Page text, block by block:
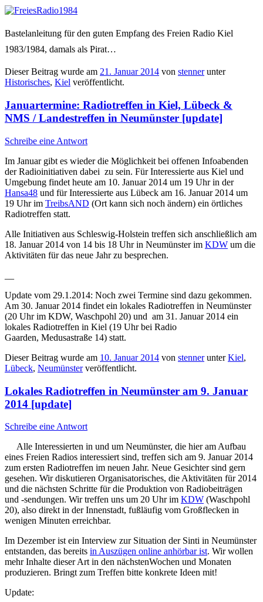
Bastelanleitung für den guten Empfang des Freien Radio Kiel
1983/1984, damals als Pirat…
Dieser Beitrag wurde am 21. Januar 2014 von stennerunter
Historisches, Kiel veröffentlicht.
Januartermine: Radiotreffen in Kiel, Lübeck &
NMS / Landestreffen in Neumünster [update]
Schreibe eine Antwort
Im Januar gibt es wieder die Möglichkeit bei offenen Infoabenden
der Radioinitiativen dabei zu sein. Für Interessierte aus Kiel und
Umgebung findet heute am 10. Januar 2014 um 19 Uhr in der
Hansa48 und für Interessierte aus Lübeck am 16. Januar 2014 um
19 Uhr im TreibsAND (Ort kann sich noch ändern) ein örtliches
Radiotreffen statt.
Alle Initiativen aus Schleswig-Holstein treffen sich anschließlich am
18. Januar 2014 von 14 bis 18 Uhr in Neumünster im KDW um die
Aktivitäten für das neue Jahr zu besprechen.
Update vom 29.1.2014: Noch zwei Termine sind dazu gekommen.
Am 30. Januar 2014 findet ein lokales Radiotreffen in Neumünster
(20 Uhr im KDW, Waschpohl 20) und am 31. Januar 2014 ein
lokales Radiotreffen in Kiel (19 Uhr bei Radio
Gaarden, Medusastraße 14) statt.
Dieser Beitrag wurde am 10. Januar 2014 von stennerunterKiel,
Lübeck, Neumünsterveröffentlicht.
Lokales Radiotreffen in Neumünster am 9. Januar
2014 [update]
Schreibe eine Antwort
Alle Interessierten in und um Neumünster, die hier am Aufbau
eines Freien Radios interessiert sind, treffen sich am 9. Januar 2014
zum ersten Radiotreffen im neuen Jahr. Neue Gesichter sind gern
gesehen. Wir diskutieren Organisatorisches, die Aktivitäten für 2014
und die nächsten Schritte für die Produktion von Radiobeiträgen
und -sendungen. Wir treffen uns um 20 Uhr im KDW (Waschpohl
20), also direkt in der Innenstadt, fußläufig vom Großflecken in
wenigen Minuten erreichbar.
Im Dezember ist ein Interview zur Situation der Sinti in Neumünster
entstanden, das bereits in Auszügen online anhörbar ist. Wir wollen
mehr Inhalte dieser Art in den nächstenWochen und Monaten
produzieren. Bringt zum Treffen bitte konkrete Ideen mit!
Update: